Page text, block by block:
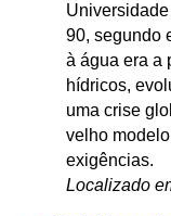
90, segundo
à água era a
hídricos,
uma crise
velho
exigências.
Localizado